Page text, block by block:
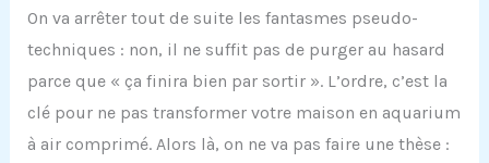
On va arrêter tout de suite les fantasmes pseudo-
techniques : non, il ne suffit pas de purger au hasard
parce que « ça finira bien par sortir ». L’ordre, c’est la
clé pour ne pas transformer votre maison en aquarium
à air comprimé. Alors là, on ne va pas faire une thèse :